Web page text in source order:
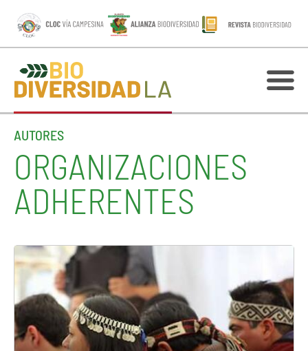
AUTORES
ORGANIZACIONES
ADHERENTES